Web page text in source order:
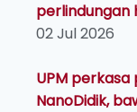
perlindungan
02 Jul 2026
UPM perkasa
NanoDidik,